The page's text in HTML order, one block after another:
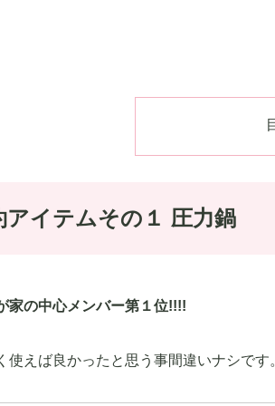
アイテムその１ 圧力鍋
家の中心メンバー第１位!!!!
使えば良かったと思う事間違いナシです